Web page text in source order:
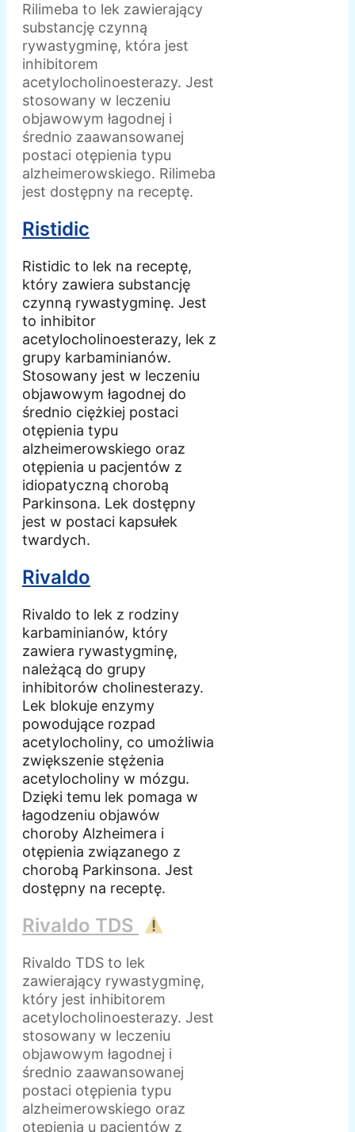
Rilimeba to lek zawierający
substancję czynną
rywastygminę, która jest
inhibitorem
acetylocholinoesterazy. Jest
stosowany w leczeniu
objawowym łagodnej i
średnio zaawansowanej
postaci otępienia typu
alzheimerowskiego. Rilimeba
jest dostępny na receptę.
Ristidic
Ristidic to lek na receptę,
który zawiera substancję
czynną rywastygminę. Jest
to inhibitor
acetylocholinoesterazy, lek z
grupy karbaminianów.
Stosowany jest w leczeniu
objawowym łagodnej do
średnio ciężkiej postaci
otępienia typu
alzheimerowskiego oraz
otępienia u pacjentów z
idiopatyczną chorobą
Parkinsona. Lek dostępny
jest w postaci kapsułek
twardych.
Rivaldo
Rivaldo to lek z rodziny
karbaminianów, który
zawiera rywastygminę,
należącą do grupy
inhibitorów cholinesterazy.
Lek blokuje enzymy
powodujące rozpad
acetylocholiny, co umożliwia
zwiększenie stężenia
acetylocholiny w mózgu.
Dzięki temu lek pomaga w
łagodzeniu objawów
choroby Alzheimera i
otępienia związanego z
chorobą Parkinsona. Jest
dostępny na receptę.
Rivaldo TDS
Rivaldo TDS to lek
zawierający rywastygminę,
który jest inhibitorem
acetylocholinoesterazy. Jest
stosowany w leczeniu
objawowym łagodnej i
średnio zaawansowanej
postaci otępienia typu
alzheimerowskiego oraz
otępienia u pacjentów z